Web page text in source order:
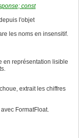
pour une clé
[fr, en].
ou remplacer la
FrenchText,
const
l'objet
les noms en insensitif.
en représentation lisible
extrait les chiffres
FormatFloat.